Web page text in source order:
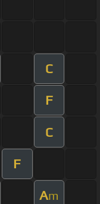
C
F
C
F
Am